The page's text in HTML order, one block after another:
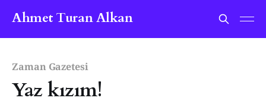
Ahmet Turan Alkan
Zaman Gazetesi
Yaz kızım!